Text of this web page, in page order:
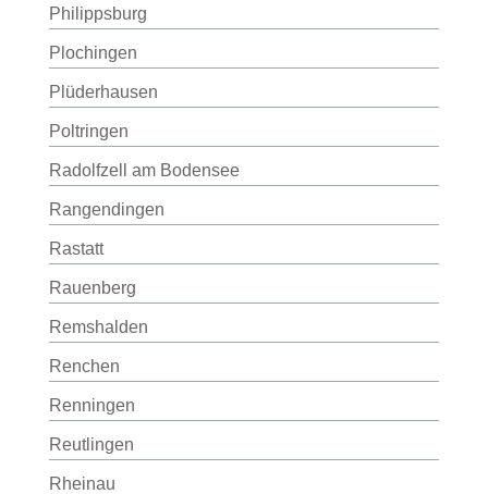
Philippsburg
Plochingen
Plüderhausen
Poltringen
Radolfzell am Bodensee
Rangendingen
Rastatt
Rauenberg
Remshalden
Renchen
Renningen
Reutlingen
Rheinau